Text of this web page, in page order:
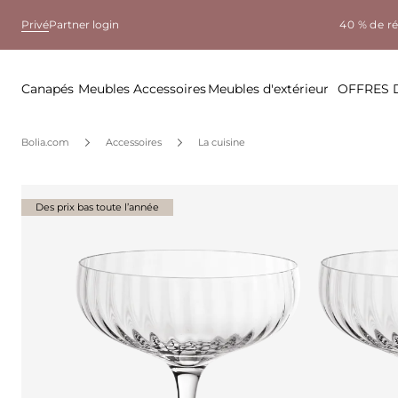
PrivéPartner login 40 % de
Canapés Meubles AccessoiresMeubles d'extérieur OFFRES
Bolia.com Accessoires La cuisine
Des prix bas toute l’année